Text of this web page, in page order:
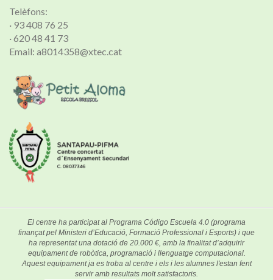
Telèfons:
· 93 408 76 25
· 620 48 41 73
Email: a8014358@xtec.cat
El centre ha participat al Programa Código Escuela 4.0 (programa
finançat pel Ministeri d’Educació, Formació Professional i Esports) i que
ha representat una dotació de 20.000 €, amb la finalitat d’adquirir
equipament de robòtica, programació i llenguatge computacional.
Aquest equipament ja es troba al centre i els i les alumnes l'estan fent
servir amb resultats molt satisfactoris.